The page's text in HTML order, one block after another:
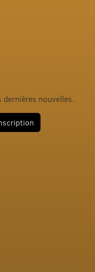
nouvelles.